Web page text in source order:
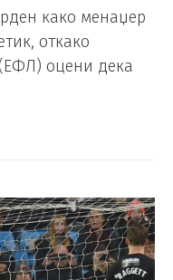
како менаџер
откако
оцени дека